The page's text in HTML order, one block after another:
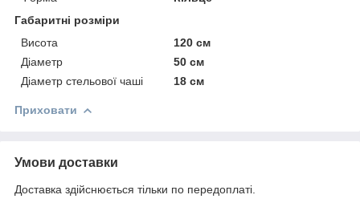
Габаритні розміри
Висота
120 см
Діаметр
50 см
Діаметр стельової чаші
18 см
Приховати
Умови доставки
Доставка здійснюється тільки по передоплаті.